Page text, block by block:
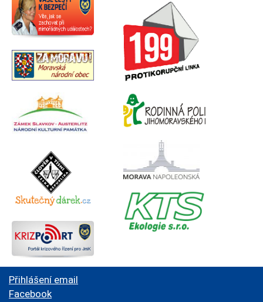
Přihlášení email
Facebook